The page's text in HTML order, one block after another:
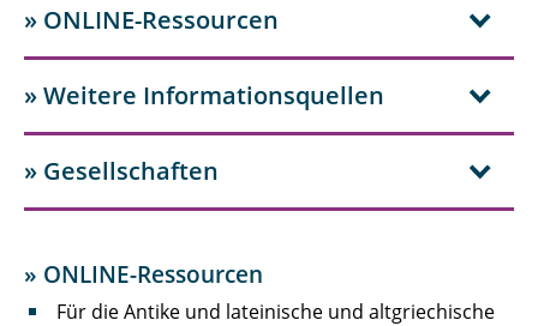
» ONLINE-Ressourcen
» Weitere Informationsquellen
» Gesellschaften
» ONLINE-Ressourcen
Für die Antike und lateinische und altgriechische